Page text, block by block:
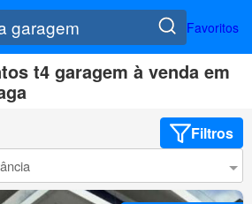
Favoritos
t4 garagem à venda em
Filtros